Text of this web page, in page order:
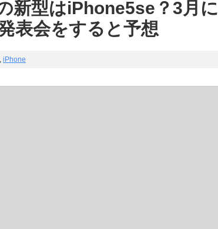
新型はiPhone5se？3月に
表会をすると予想
, iPhone